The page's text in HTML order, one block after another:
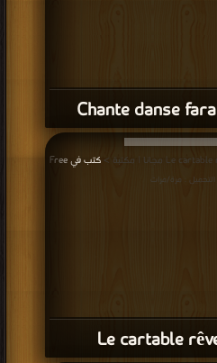
كتب في Free
| التحميل : مرة/مرات